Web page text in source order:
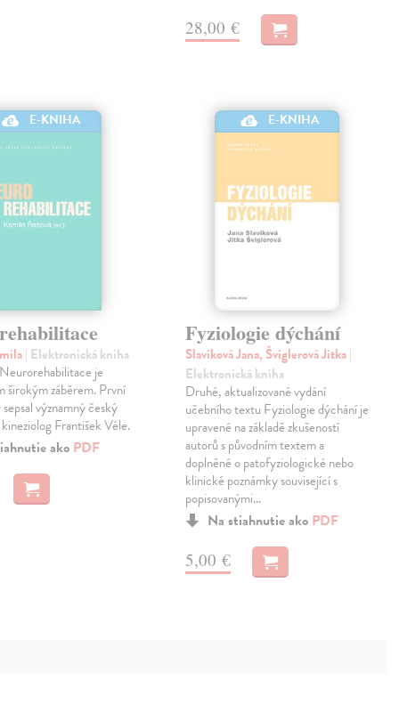
28,00 €
E-KNIHA
| Elektronická kniha
je
širokým záběrem. První
významný český
František Véle.
ako PDF
E-KNIHA
Fyziologie dýchání
Slavíková Jana, Švíglerová Jitka|
Elektronická kniha
Druhé, aktualizované vydání
učebního textu Fyziologie dýchání je
upravené na základě zkušeností
autorů s původním textem a
doplněné o patofyziologické nebo
klinické poznámky související s
popisovanými…
Na stiahnutie ako PDF
5,00 €